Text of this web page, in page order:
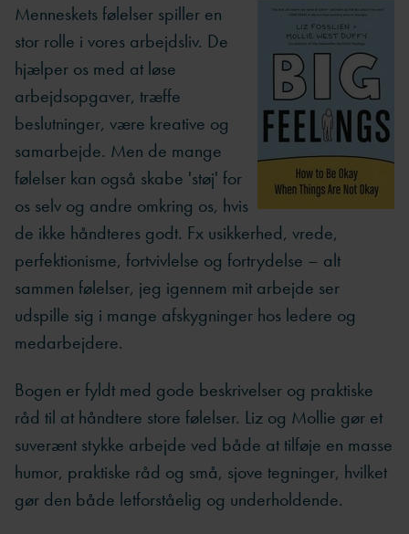
Menneskets følelser spiller en
stor rolle i vores arbejdsliv. De
hjælper os med at løse
arbejdsopgaver, træffe
beslutninger, være kreative og
samarbejde. Men de mange
følelser kan også skabe 'støj' for
os selv og andre omkring os, hvis
de ikke håndteres godt. Fx usikkerhed, vrede,
perfektionisme, fortvivlelse og fortrydelse – alt
sammen følelser, jeg igennem mit arbejde ser
udspille sig i mange afskygninger hos ledere og
medarbejdere.
Bogen er fyldt med gode beskrivelser og praktiske
råd til at håndtere store følelser. Liz og Mollie gør et
suverænt stykke arbejde ved både at tilføje en masse
humor, praktiske råd og små, sjove tegninger, hvilket
gør den både letforståelig og underholdende.